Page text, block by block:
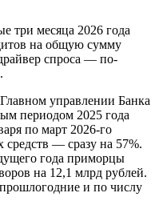
три месяца 2026 года
на общую сумму
спроса — по-
управлении Банка
периодом 2025 года
по март 2026-го
— сразу на 57%.
года приморцы
на 12,1 млрд рублей.
и по числу